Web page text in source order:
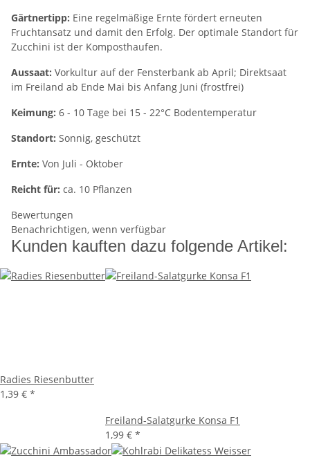
Gärtnertipp: Eine regelmäßige Ernte fördert erneuten
Fruchtansatz und damit den Erfolg. Der optimale Standort für
Zucchini ist der Komposthaufen.
Aussaat: Vorkultur auf der Fensterbank ab April; Direktsaat
im Freiland ab Ende Mai bis Anfang Juni (frostfrei)
Keimung: 6 - 10 Tage bei 15 - 22°C Bodentemperatur
Standort: Sonnig, geschützt
Ernte: Von Juli - Oktober
Reicht für: ca. 10 Pflanzen
Bewertungen
Benachrichtigen, wenn verfügbar
Kunden kauften dazu folgende Artikel:
Radies Riesenbutter
1,39 € *
Freiland-Salatgurke Konsa F1
1,99 € *